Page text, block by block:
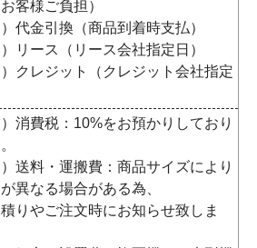
客様ご負担）
）代金引換（商品到着時支払）
）リース（リース会社指定日）
）クレジット（クレジット会社指定
）消費税：10%をお預かりしており
）送料・運搬費：商品サイズにより
異なる場合がある為、
りやご注文時にお知らせ致しま